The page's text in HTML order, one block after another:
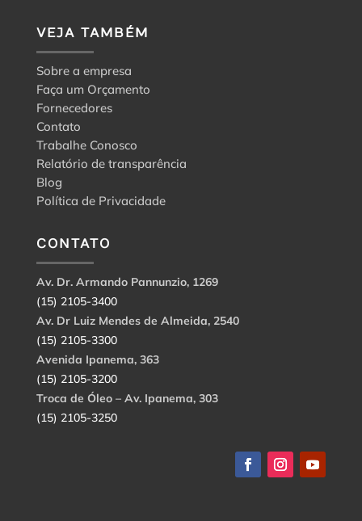
VEJA TAMBÉM
Sobre a empresa
Faça um Orçamento
Fornecedores
Contato
Trabalhe Conosco
Relatório de transparência
Blog
Política de Privacidade
CONTATO
Av. Dr. Armando Pannunzio, 1269
(15) 2105-3400
Av. Dr Luiz Mendes de Almeida, 2540
(15) 2105-3300
Avenida Ipanema, 363
(15) 2105-3200
Troca de Óleo – Av. Ipanema, 303
(15) 2105-3250